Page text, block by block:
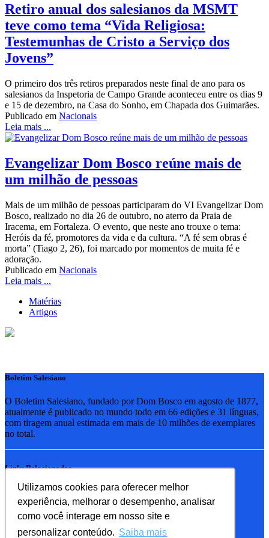
Utilizamos cookies para oferecer melhor
experiência, melhorar o desempenho, analisar
como você interage em nosso site e
personalizar conteúdo. Saiba mais
Retiro anual dos salesianos da MSMT
teve como tema “Vida Religiosa:
Testemunhas de Cristo a Serviço dos
Jovens”
O primeiro dos três retiros preparados neste final de ano para os
salesianos da Inspetoria de Campo Grande aconteceu entre os dias 9
e 15 de dezembro, na Casa do Sonho, em Chapada dos Guimarães.
Publicado em Nacionais
Leia mais ...
Evangelizar Dom Bosco reúne mais de
um milhão de pessoas
Mais de um milhão de pessoas participaram do VI Evangelizar Dom
Bosco, realizado no dia 26 de outubro, no aterro da Praia de
Iracema, em Fortaleza. O evento, que neste ano trouxe o tema:
Heróis da fé, promotores da vida e da cultura. “A fé sem obras é
morta” (Tiago 2, 26), foi marcado por momentos de muita fé e
adoração.
Publicado em Nacionais
Leia mais ...
Matérias
Artigos
Boletim Salesiano
O Boletim Salesiano, fundado por Dom Bosco em agosto de 1877,
atualmente é publicado no mundo todo em 66 edições e 31 línguas,
com tiragem anual estimada em mais de 10 milhões de exemplares
no total.
Links Relacionados
RSB - Rede Salesiana Brasil
EDEBE - Editora
UPV - União pela Vida